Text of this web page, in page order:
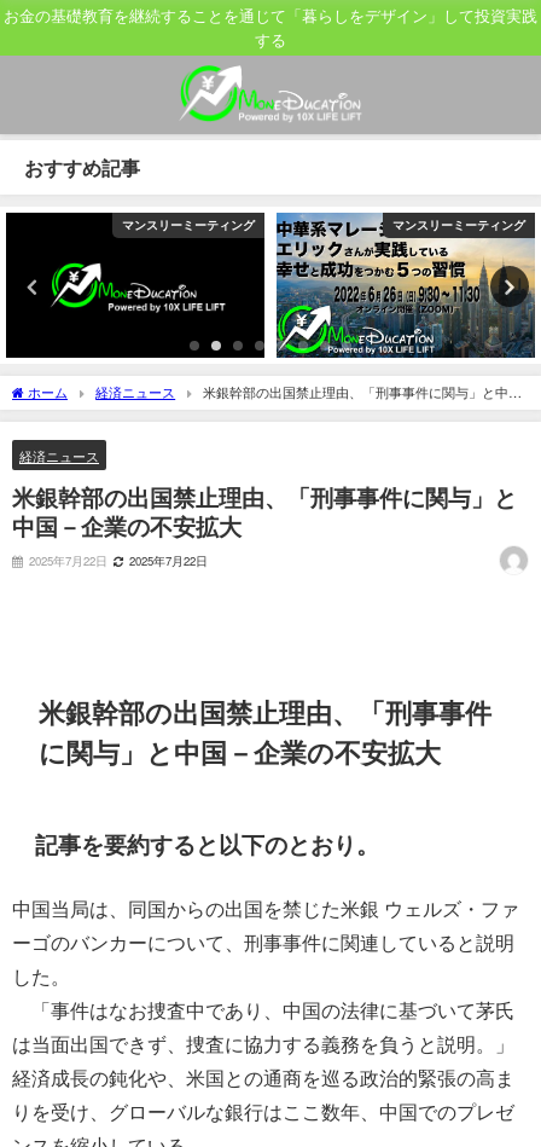
お金の基礎教育を継続することを通じて「暮らしをデザイン」して投資実践
する
おすすめ記事
マンスリーミーティング マンスリーミーティング
ホーム 経済ニュース
米銀幹部の出国禁止理由、「刑事事件に関与」と中国
－企業の不安拡大
経済ニュース
米銀幹部の出国禁止理由、「刑事事件に関与」と
中国－企業の不安拡大
2025年7月22日 2025年7月22日
米銀幹部の出国禁止理由、「刑事事件
に関与」と中国－企業の不安拡大
記事を要約すると以下のとおり。
中国当局は、同国からの出国を禁じた米銀 ウェルズ・ファ
ーゴのバンカーについて、刑事事件に関連していると説明
した。
「事件はなお捜査中であり、中国の法律に基づいて茅氏
は当面出国できず、捜査に協力する義務を負うと説明。」
経済成長の鈍化や、米国との通商を巡る政治的緊張の高ま
りを受け、グローバルな銀行はここ数年、中国でのプレゼ